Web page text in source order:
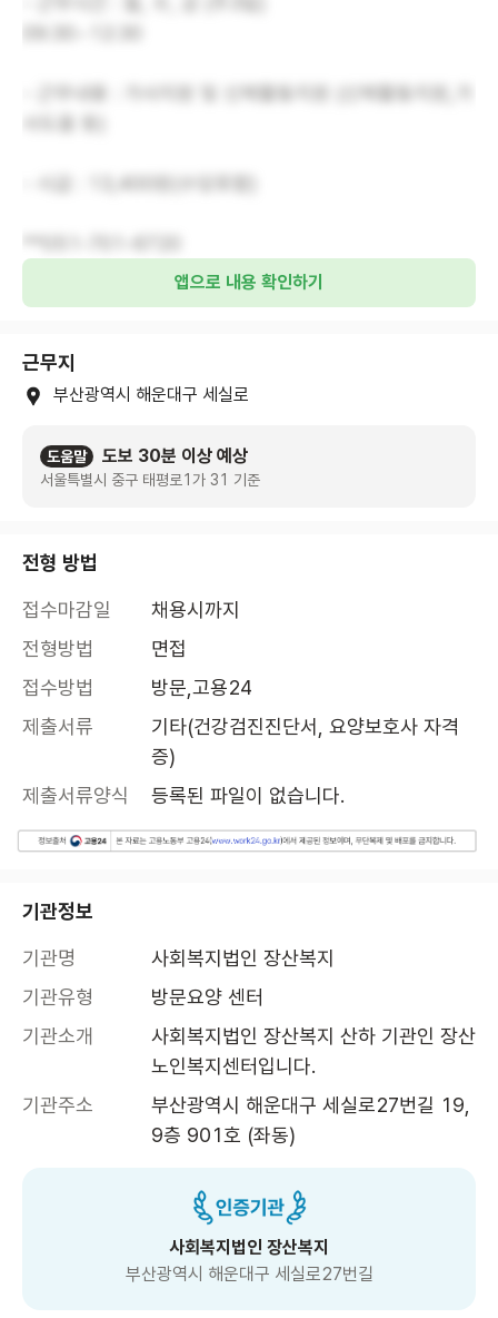
앱으로 내용 확인하기
근무지
부산광역시 해운대구 세실로
도움말 도보 30분 이상 예상
서울특별시 중구 태평로1가 31 기준
전형 방법
접수마감일
채용시까지
전형방법
면접
접수방법
방문,고용24
제출서류
기타(건강검진진단서, 요양보호사 자격
증)
제출서류양식
등록된 파일이 없습니다.
기관정보
기관명
사회복지법인 장산복지
기관유형
방문요양 센터
기관소개
사회복지법인 장산복지 산하 기관인 장산
노인복지센터입니다.
기관주소
부산광역시 해운대구 세실로27번길 19,
9층 901호 (좌동)
사회복지법인 장산복지
부산광역시 해운대구 세실로27번길